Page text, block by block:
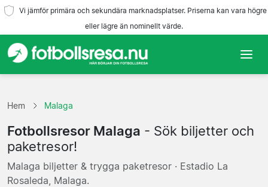
Vi jämför primära och sekundära marknadsplatser. Priserna kan vara högre
eller lägre än nominellt värde.
Lag
Ligor
Resebyråer
Hem Malaga
Fotbollsresor Malaga - Sök biljetter och
paketresor!
Malaga biljetter & trygga paketresor · Estadio La
Rosaleda, Malaga.